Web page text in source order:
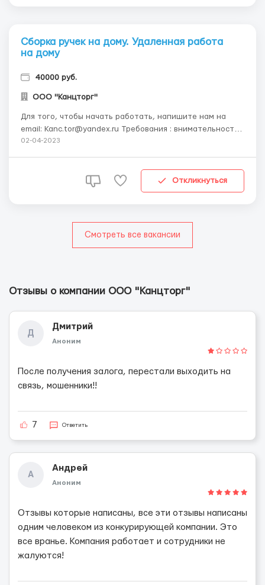
Сборка ручек на дому. Удаленная работа
на дому
40000 руб.
ООО "Канцторг"
Для того, чтобы начать работать, напишите нам на
email: Kanc.tor@yandex.ru Требования : внимательность,
ответственность, исполнительность. Мы предлагаем
работы, возможность развития вместе с компанией.
02-04-2023
Откликнуться
Смотреть все вакансии
Отзывы о компании ООО "Канцторг"
Д
Дмитрий
Аноним
После получения залога, перестали выходить на
связь, мошенники!!
7 Ответить
А
Андрей
Аноним
Отзывы которые написаны, все эти отзывы написаны
одним человеком из конкурирующей компании. Это
все вранье. Компания работает и сотрудники не
жалуются!